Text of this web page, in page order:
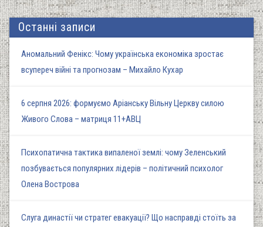
Останні записи
Аномальний Фенікс: Чому українська економіка зростає
всупереч війні та прогнозам – Михайло Кухар
6 серпня 2026: формуємо Аріанську Вільну Церкву силою
Живого Слова – матриця 11+АВЦ
Психопатична тактика випаленої землі: чому Зеленський
позбувається популярних лідерів – політичний психолог
Олена Вострова
Слуга династії чи стратег евакуації? Що насправді стоїть за